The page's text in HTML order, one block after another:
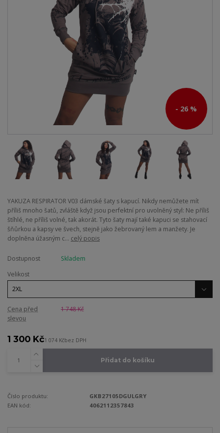
- 26 %
YAKUZA RESPIRATOR V03 dámské šaty s kapucí. Nikdy nemůžete mít
příliš mnoho šatů, zvláště když jsou perfektní pro uvolněný styl: Ne příliš
štíhlé, ne příliš volné, tak akorát. Tyto šaty mají také kapuci se stahovací
šňůrkou a kapsy ve švech, stejně jako žebrovaný lem a manžety. Je
doplněna úžasným c... celý popis
Dostupnost
Skladem
Velikost
Cena před
slevou
1 748 Kč
1 300 Kč1 074 Kčbez DPH
Přidat do košíku
Číslo produktu:
GKB27105DGULGRY
EAN kód:
4062112357843